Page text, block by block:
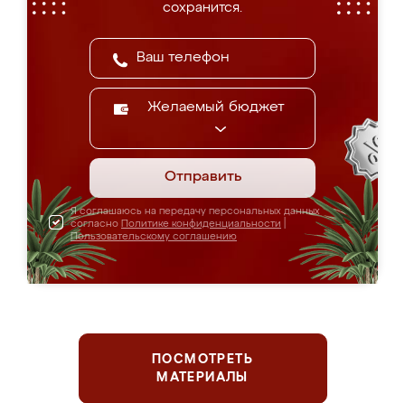
сохранится.
Желаемый бюджет
Отправить
Я соглашаюсь на передачу персональных данных
согласно Политике конфиденциальности
Пользовательскому соглашению
ПОСМОТРЕТЬ
МАТЕРИАЛЫ